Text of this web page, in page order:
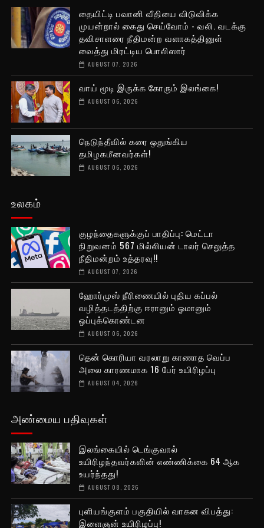
தையிட்டி பவானி வீதியை விடுவிக்க
முயன்றால் கைது செய்வோம் - வலி. வடக்கு
தவிசாளரை நீதிமன்ற வளாகத்தினுள்
வைத்து மிரட்டிய பொலிஸார்
AUGUST 07, 2026
வாய் மூடி இருக்க கோரும் இலங்கை!
AUGUST 06, 2026
நெடுந்தீவில் கரை ஒதுங்கிய
தமிழகமீனவர்கள்!
AUGUST 06, 2026
உலகம்
குழந்தைகளுக்குப் பாதிப்பு: மெட்டா
நிறுவனம் 567 மில்லியன் டாலர் செலுத்த
நீதிமன்றம் உத்தரவு!!
AUGUST 07, 2026
ஹோர்முஸ் நீரிணையில் புதிய கப்பல்
வழித்தடத்திற்கு ஈரானும் ஓமானும்
ஒப்புக்கொண்டன
AUGUST 06, 2026
தென் கொரியா வரலாறு காணாத வெப்ப
அலை காரணமாக 16 பேர் உயிரிழப்பு
AUGUST 04, 2026
அண்மைய பதிவுகள்
இலங்கையில் டெங்குவால்
உயிரிழந்தவர்களின் எண்ணிக்கை 64 ஆக
உயர்ந்தது!
AUGUST 08, 2026
புளியங்குளம் பகுதியில் வாகன விபத்து:
இளைஞன் உயிரிழப்பு!